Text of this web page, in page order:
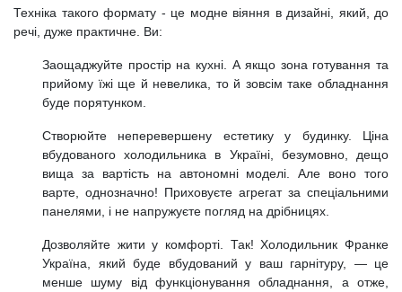
Техніка такого формату - це модне віяння в дизайні, який, до
речі, дуже практичне. Ви:
Заощаджуйте простір на кухні. А якщо зона готування та
прийому їжі ще й невелика, то й зовсім таке обладнання
буде порятунком.
Створюйте неперевершену естетику у будинку. Ціна
вбудованого холодильника в Україні, безумовно, дещо
вища за вартість на автономні моделі. Але воно того
варте, однозначно! Приховуєте агрегат за спеціальними
панелями, і не напружуєте погляд на дрібницях.
Дозволяйте жити у комфорті. Так! Холодильник Франке
Україна, який буде вбудований у ваш гарнітуру, — це
менше шуму від функціонування обладнання, а отже,